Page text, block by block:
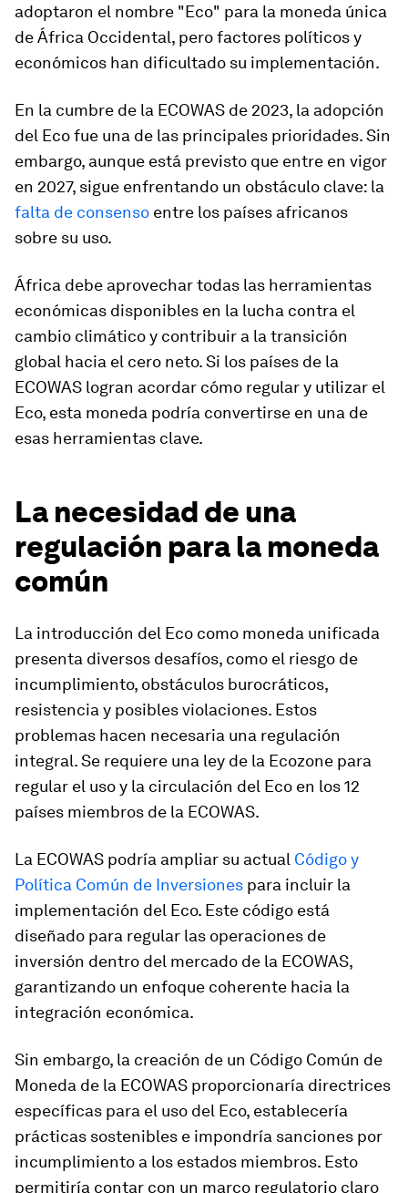
adoptaron el nombre "Eco" para la moneda única
de África Occidental, pero factores políticos y
económicos han dificultado su implementación.
En la cumbre de la ECOWAS de 2023, la adopción
del Eco fue una de las principales prioridades. Sin
embargo, aunque está previsto que entre en vigor
en 2027, sigue enfrentando un obstáculo clave: la
falta de consenso entre los países africanos
sobre su uso.
África debe aprovechar todas las herramientas
económicas disponibles en la lucha contra el
cambio climático y contribuir a la transición
global hacia el cero neto. Si los países de la
ECOWAS logran acordar cómo regular y utilizar el
Eco, esta moneda podría convertirse en una de
esas herramientas clave.
La necesidad de una
regulación para la moneda
común
La introducción del Eco como moneda unificada
presenta diversos desafíos, como el riesgo de
incumplimiento, obstáculos burocráticos,
resistencia y posibles violaciones. Estos
problemas hacen necesaria una regulación
integral. Se requiere una ley de la Ecozone para
regular el uso y la circulación del Eco en los 12
países miembros de la ECOWAS.
La ECOWAS podría ampliar su actual Código y
Política Común de Inversiones para incluir la
implementación del Eco. Este código está
diseñado para regular las operaciones de
inversión dentro del mercado de la ECOWAS,
garantizando un enfoque coherente hacia la
integración económica.
Sin embargo, la creación de un Código Común de
Moneda de la ECOWAS proporcionaría directrices
específicas para el uso del Eco, establecería
prácticas sostenibles e impondría sanciones por
incumplimiento a los estados miembros. Esto
permitiría contar con un marco regulatorio claro